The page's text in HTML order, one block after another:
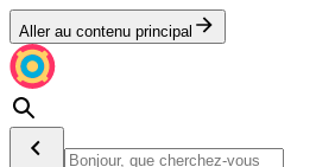
Aller au contenu principal